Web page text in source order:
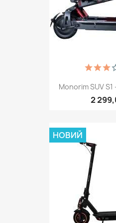
Monorim SUV S1
2
НОВИЙ